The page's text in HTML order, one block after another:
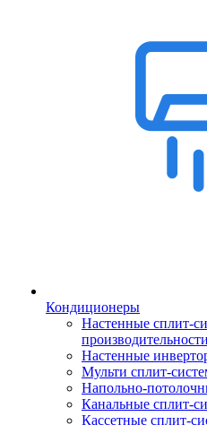
Кондиционеры
Настенные сплит-
производительности
Настенные
Мульти сплит-
Напольно-
Канальные сплит-
Кассетные сплит-